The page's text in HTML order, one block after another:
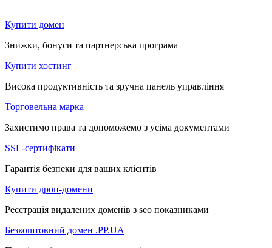
Купити домен
Знижки, бонуси та партнерська програма
Купити хостинг
Висока продуктивність та зручна панель управління
Торговельна марка
Захистимо права та допоможемо з усіма документами
SSL-сертифікати
Гарантія безпеки для ваших клієнтів
Купити дроп-домени
Реєстрація видалених доменів з seo показниками
Безкоштовний домен .PP.UA